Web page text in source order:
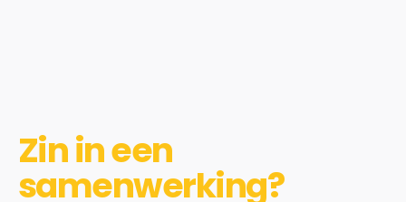
Zin in een
samenwerking?